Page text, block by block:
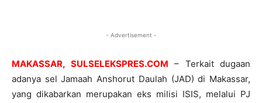
- Advertisement -
MAKASSAR, SULSELEKSPRES.COM – Terkait dugaan
adanya sel Jamaah Anshorut Daulah (JAD) di Makassar,
yang dikabarkan merupakan eks milisi ISIS, melalui PJ